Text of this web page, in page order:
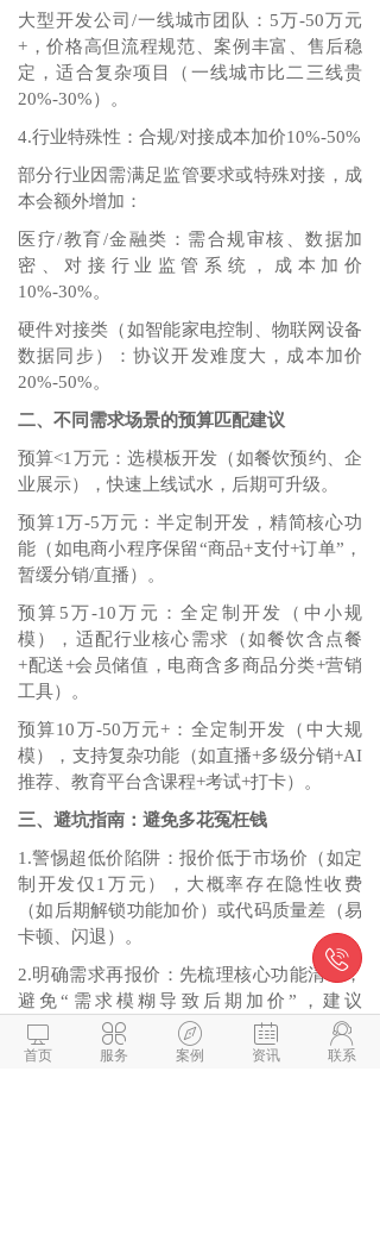
大型开发公司/一线城市团队：5万-50万元
+，价格高但流程规范、案例丰富、售后稳
定，适合复杂项目（一线城市比二三线贵
20%-30%）。
4.行业特殊性：合规/对接成本加价10%-50%
部分行业因需满足监管要求或特殊对接，成
本会额外增加：
医疗/教育/金融类：需合规审核、数据加
密、对接行业监管系统，成本加价
10%-30%。
硬件对接类（如智能家电控制、物联网设备
数据同步）：协议开发难度大，成本加价
20%-50%。
二、不同需求场景的预算匹配建议
预算<1万元：选模板开发（如餐饮预约、企
业展示），快速上线试水，后期可升级。
预算1万-5万元：半定制开发，精简核心功
能（如电商小程序保留“商品+支付+订单”，
暂缓分销/直播）。
预算5万-10万元：全定制开发（中小规
模），适配行业核心需求（如餐饮含点餐
+配送+会员储值，电商含多商品分类+营销
工具）。
预算10万-50万元+：全定制开发（中大规
模），支持复杂功能（如直播+多级分销+AI
推荐、教育平台含课程+考试+打卡）。
三、避坑指南：避免多花冤枉钱
1.警惕超低价陷阱：报价低于市场价（如定
制开发仅1万元），大概率存在隐性收费
（如后期解锁功能加价）或代码质量差（易
卡顿、闪退）。
2.明确需求再报价：先梳理核心功能清单，
避免“需求模糊导致后期加价”，建议
按“MVP版本（核心功能）+迭代版本（拓展
功能）”分阶段开发。

首页

服务

案例

资讯

联系
